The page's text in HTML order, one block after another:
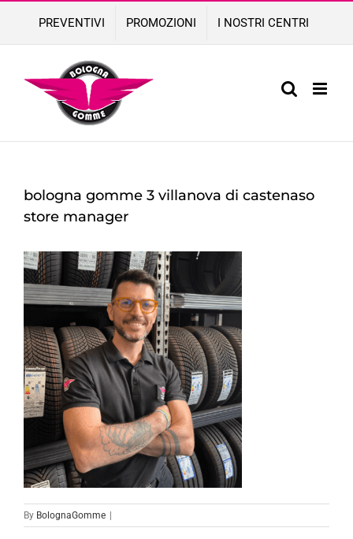
content
PREVENTIVI PROMOZIONI I NOSTRI CENTRI
bologna gomme 3 villanova di castenaso
store manager
By BolognaGomme